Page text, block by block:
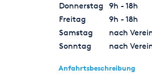
Donnerstag
9h - 18h
Freitag
9h - 18h
Samstag
nach
Sonntag
nach
Anfahrtsbeschreibung